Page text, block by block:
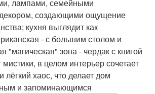
лампами, семейными
создающими ощущение
кухня выглядит как
- с большим столом и
"магическая" зона - чердак с книгой
в целом интерьер сочетает
хаос, что делает дом
и запоминающимся